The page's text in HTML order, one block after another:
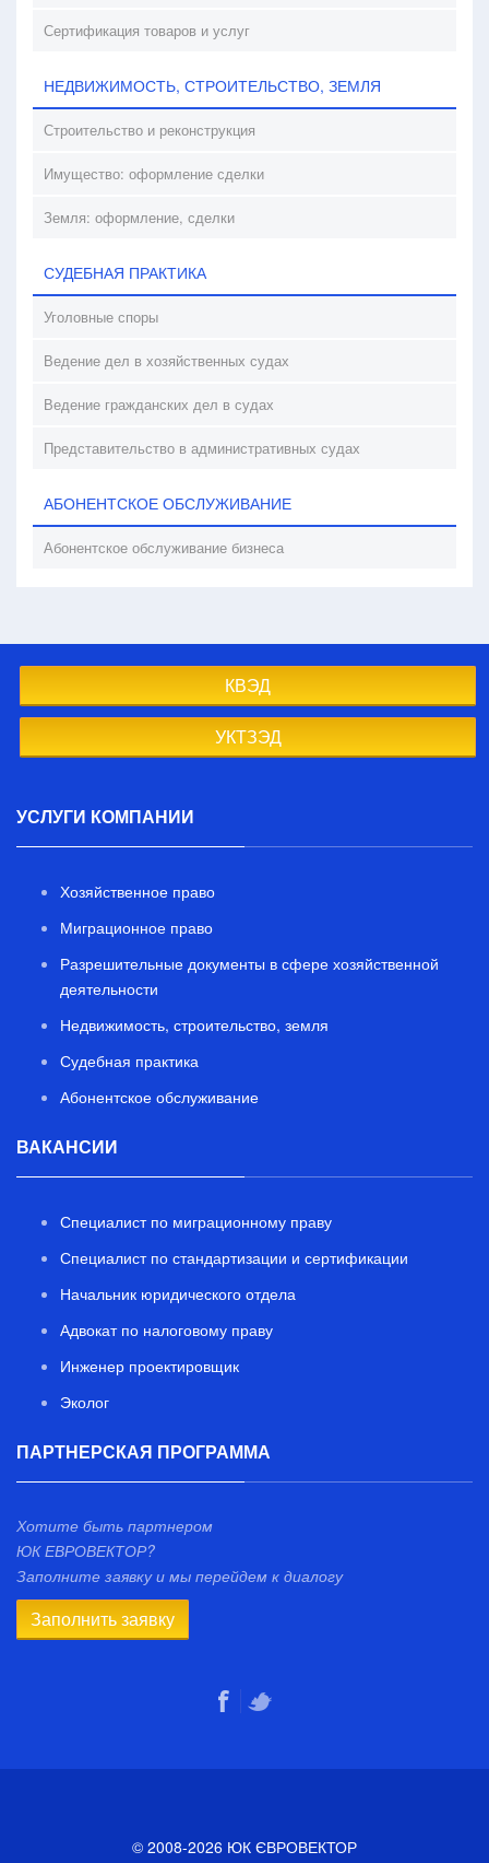
Сертификация товаров и услуг
НЕДВИЖИМОСТЬ, СТРОИТЕЛЬСТВО, ЗЕМЛЯ
Строительство и реконструкция
Имущество: оформление сделки
Земля: оформление, сделки
СУДЕБНАЯ ПРАКТИКА
Уголовные споры
Ведение дел в хозяйственных судах
Ведение гражданских дел в судах
Представительство в административных судах
АБОНЕНТСКОЕ ОБСЛУЖИВАНИЕ
Абонентское обслуживание бизнеса
КВЭД
УКТЗЭД
УСЛУГИ КОМПАНИИ
Хозяйственное право
Миграционное право
Разрешительные документы в сфере хозяйственной
деятельности
Недвижимость, строительство, земля
Судебная практика
Абонентское обслуживание
ВАКАНСИИ
Специалист по миграционному праву
Специалист по стандартизации и сертификации
Начальник юридического отдела
Адвокат по налоговому праву
Инженер проектировщик
Эколог
ПАРТНЕРСКАЯ ПРОГРАММА
Хотите быть партнером
ЮК ЕВРОВЕКТОР?
Заполните заявку и мы перейдем к диалогу
Заполнить заявку
© 2008-2026 ЮК ЄВРОВЕКТОР